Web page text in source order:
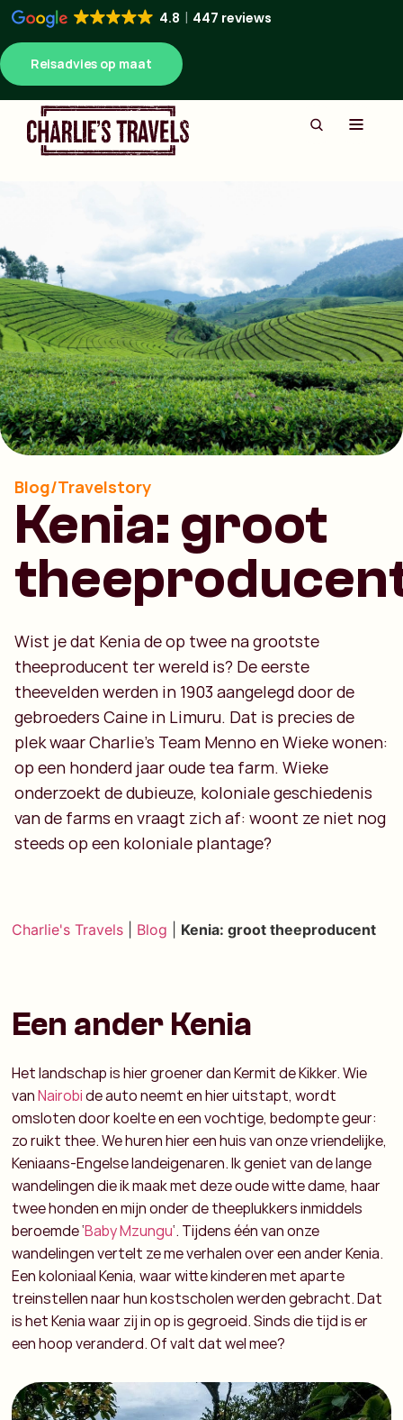
4.8 447 reviews
Reisadvies op maat
Blog/Travelstory
Kenia: groot
Wist je dat Kenia de op twee na grootste
theeproducent ter wereld is? De eerste
theevelden werden in 1903 aangelegd door de
gebroeders Caine in Limuru. Dat is precies de
plek waar Charlie’s Team Menno en Wieke wonen:
op een honderd jaar oude tea farm. Wieke
onderzoekt de dubieuze, koloniale geschiedenis
van de farms en vraagt zich af: woont ze niet nog
steeds op een koloniale plantage?
Charlie's Travels Blog Kenia: groot theeproducent
Een ander Kenia
Het landschap is hier groener dan Kermit de Kikker. Wie
vanNairobide auto neemt en hier uitstapt, wordt
omsloten door koelte en een vochtige, bedompte geur:
zo ruikt thee. We huren hier een huis van onze vriendelijke,
Keniaans-Engelse landeigenaren. Ik geniet van de lange
wandelingen die ik maak met deze oude witte dame, haar
twee honden en mijn onder de theeplukkers inmiddels
beroemde ‘Baby Mzungu‘. Tijdens één van onze
wandelingen vertelt ze me verhalen over een ander Kenia.
Een koloniaal Kenia, waar witte kinderen met aparte
treinstellen naar hun kostscholen werden gebracht. Dat
is het Kenia waar zij in op is gegroeid. Sinds die tijd is er
een hoop veranderd. Of valt dat wel mee?